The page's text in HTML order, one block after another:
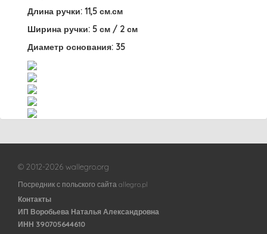
Длина ручки: 11,5 см.см
Ширина ручки: 5 см / 2 см
Диаметр основания: 35
© 2012-2026 wallegro.org
Посредник с польского сайта allegro.pl
Контакты
ИП Воробьева Наталья Александровна
ИНН 390705644610